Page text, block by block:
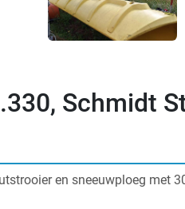
Schmidt
en sneeuwploeg met